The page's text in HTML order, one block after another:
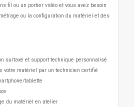
fil ou un portier vidéo et vous avez besoin
ou la configuration du matériel et des
surtaxé et support technique personnalisé
votre matériel par un technicien certifié
tablette
du matériel en atelier